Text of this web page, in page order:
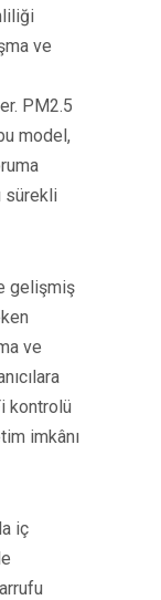
ve
PM2.5
model,
sürekli
gelişmiş
ve
kontrolü
imkânı
iç